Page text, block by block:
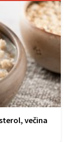
večina